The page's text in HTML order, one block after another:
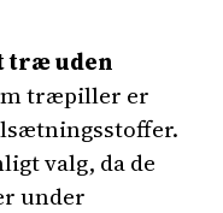
træ uden
træpiller er
valg, da de
under